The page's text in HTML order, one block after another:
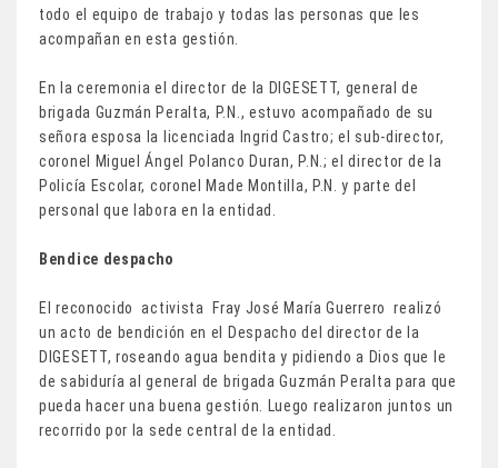
todo el equipo de trabajo y todas las personas que les
acompañan en esta gestión.
En la ceremonia el director de la DIGESETT, general de
brigada Guzmán Peralta, P.N., estuvo acompañado de su
señora esposa la licenciada Ingrid Castro; el sub-director,
coronel Miguel Ángel Polanco Duran, P.N.; el director de la
Policía Escolar, coronel Made Montilla, P.N. y parte del
personal que labora en la entidad.
Bendice despacho
El reconocido activista Fray José María Guerrero realizó
un acto de bendición en el Despacho del director de la
DIGESETT, roseando agua bendita y pidiendo a Dios que le
de sabiduría al general de brigada Guzmán Peralta para que
pueda hacer una buena gestión. Luego realizaron juntos un
recorrido por la sede central de la entidad.